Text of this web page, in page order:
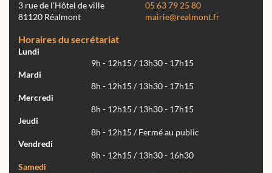
3 rue de l'Hôtel de ville
81120 Réalmont
05 63 79 25 80
mairie@realmont.fr
Horaires du secrétariat
Lundi
9h - 12h15 / 13h30 - 17h15
Mardi
8h - 12h15 / 13h30 - 17h15
Mercredi
8h - 12h15 / 13h30 - 17h15
Jeudi
8h - 12h15 / Fermé au public
Vendredi
8h - 12h15 / 13h30 - 16h30
Samedi